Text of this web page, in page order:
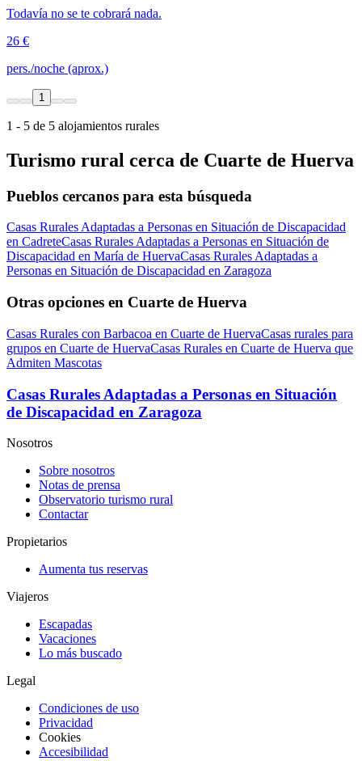
Todavía no se te cobrará nada.
26 €
pers./noche (aprox.)
1
1 - 5 de 5 alojamientos rurales
Turismo rural cerca de Cuarte de Huerva
Pueblos cercanos para esta búsqueda
Casas Rurales Adaptadas a Personas en Situación de Discapacidad
en CadreteCasas Rurales Adaptadas a Personas en Situación de
Discapacidad en María de HuervaCasas Rurales Adaptadas a
Personas en Situación de Discapacidad en Zaragoza
Otras opciones en Cuarte de Huerva
Casas Rurales con Barbacoa en Cuarte de HuervaCasas rurales para
grupos en Cuarte de HuervaCasas Rurales en Cuarte de Huerva que
Admiten Mascotas
Casas Rurales Adaptadas a Personas en Situación
de Discapacidad en Zaragoza
Nosotros
Sobre nosotros
Notas de prensa
Observatorio turismo rural
Contactar
Propietarios
Aumenta tus reservas
Viajeros
Escapadas
Vacaciones
Lo más buscado
Legal
Condiciones de uso
Privacidad
Cookies
Accesibilidad